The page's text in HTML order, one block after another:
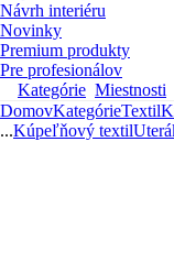
Návrh interiéru
Novinky
Premium produkty
Pre profesionálov
Kategórie Miestnosti
DomovKategórieTextil
...Kúpeľňový textil